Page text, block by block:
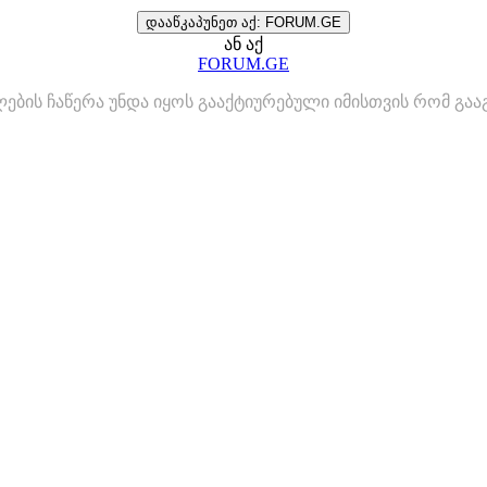
დააწკაპუნეთ აქ: FORUM.GE
ან აქ
FORUM.GE
ჩაწერა უნდა იყოს გააქტიურებული იმისთვის რომ